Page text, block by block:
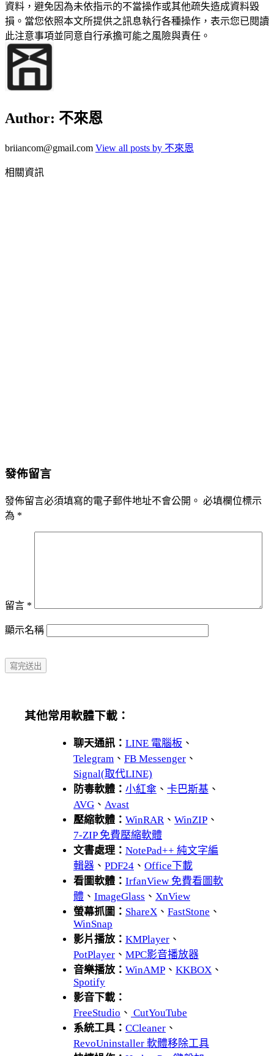
資料，避免因為未依指示的不當操作或其他疏失造成資料毀
損。當您依照本文所提供之訊息執行各種操作，表示您已閱讀
此注意事項並同意自行承擔可能之風險與責任。
Author: 不來恩
briiancom@gmail.com View all posts by 不來恩
相關資訊
發佈留言
發佈留言必須填寫的電子郵件地址不會公開。 必填欄位標示
為 *
留言 *
顯示名稱
其他常用軟體下載：
聊天通訊： LINE 電腦板 、
Telegram 、 FB Messenger 、
Signal(取代LINE)
防毒軟體： 小紅傘 、 卡巴斯基 、
AVG 、 Avast
壓縮軟體： WinRAR 、 WinZIP 、
7-ZIP 免費壓縮軟體
文書處理： NotePad++ 純文字編
輯器 、 PDF24 、 Office下載
看圖軟體： IrfanView 免費看圖軟
體 、 ImageGlass 、 XnView
螢幕抓圖： ShareX 、 FastStone 、
WinSnap
影片播放： KMPlayer 、
PotPlayer 、 MPC影音播放器
音樂播放： WinAMP 、 KKBOX 、
Spotify
影音下載：
FreeStudio 、 CutYouTube
系統工具： CCleaner 、
RevoUninstaller 軟體移除工具